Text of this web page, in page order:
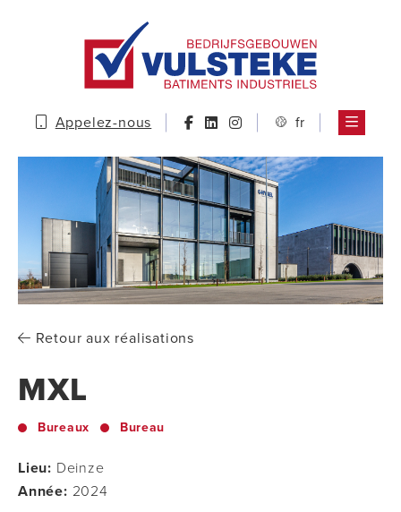
Appelez-nous fr
Retour aux réalisations
MXL
Bureaux Bureau
Lieu: Deinze
Année: 2024